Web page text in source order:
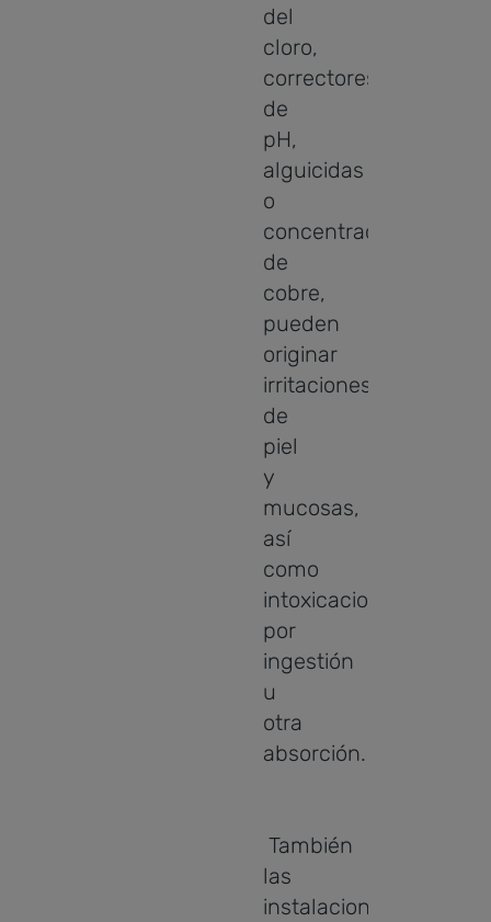
del
cloro,
correctores
de
pH,
alguicidas
o
concentraciones
de
cobre,
pueden
originar
irritaciones
de
piel
y
mucosas,
así
como
intoxicaciones
por
ingestión
u
otra
absorción.
También
las
instalaciones,